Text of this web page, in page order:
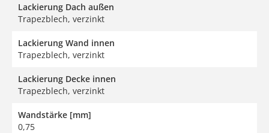
Lackierung Dach außen
Trapezblech, verzinkt
Lackierung Wand innen
Trapezblech, verzinkt
Lackierung Decke innen
Trapezblech, verzinkt
Wandstärke [mm]
0,75